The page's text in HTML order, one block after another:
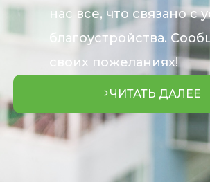
нас все, что связано с
благоустройства.
своих пожеланиях!
ЧИТАТЬ ДАЛЕЕ